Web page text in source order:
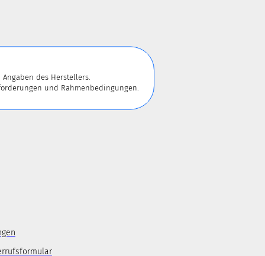
des Herstellers.
und Rahmenbedingungen.